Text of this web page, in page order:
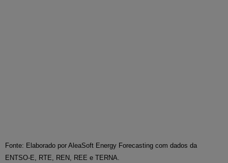
Fonte: Elaborado por AleaSoft Energy Forecasting com dados da
ENTSO-E, RTE, REN, REE e TERNA.